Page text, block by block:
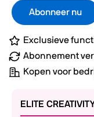
Abonneer nu
Exclusieve
Abonnement
Kopen voor
ELITE